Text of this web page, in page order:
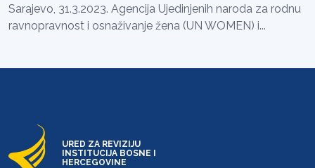
Sarajevo, 31.3.2023. Agencija Ujedinjenih naroda za rodnu
ravnopravnost i osnaživanje žena (UN WOMEN) i...
URED ZA REVIZIJU
INSTITUCIJA BOSNE I
HERCEGOVINE